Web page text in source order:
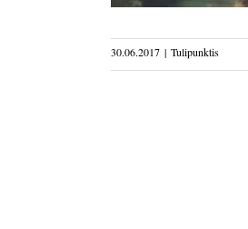
30.06.2017 | Tulipunktis